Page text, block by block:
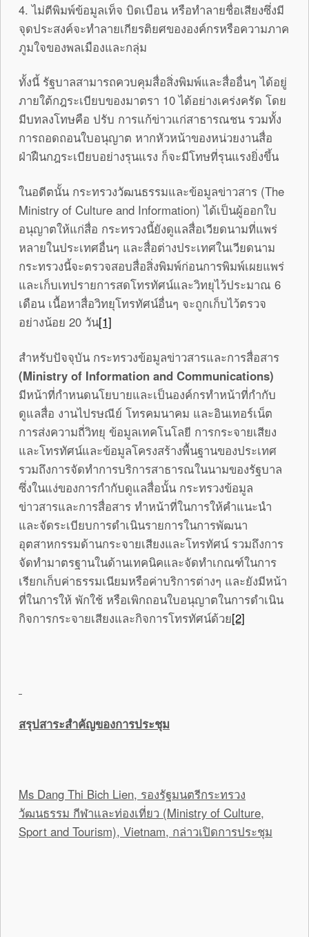
4. ไม่ตีพิมพ์ข้อมูลเท็จ บิดเบือน หรือทำลายชื่อเสียงซึ่งมี
จุดประสงค์จะทำลายเกียรติยศขององค์กรหรือความภาค
ภูมใจของพลเมืองและกลุ่ม
ทั้งนี้ รัฐบาลสามารถควบคุมสื่อสิ่งพิมพ์และสื่ออื่นๆ ได้อยู่
ภายใต้กฎระเบียบของมาตรา 10 ได้อย่างเคร่งครัด โดย
มีบทลงโทษคือ ปรับ การแก้ข่าวแก่สาธารณชน รวมทั้ง
การถอดถอนใบอนุญาต หากหัวหน้าของหน่วยงานสื่อ
ฝ่าฝืนกฎระเบียบอย่างรุนแรง ก็จะมีโทษที่รุนแรงยิ่งขึ้น
ในอดีตนั้น กระทรวงวัฒนธรรมและข้อมูลข่าวสาร (The
Ministry of Culture and Information) ได้เป็นผู้ออกใบ
อนุญาตให้แก่สื่อ กระทรวงนี้ยังดูแลสื่อเวียดนามที่แพร่
หลายในประเทศอื่นๆ และสื่อต่างประเทศในเวียดนาม
กระทรวงนี้จะตรวจสอบสื่อสิ่งพิมพ์ก่อนการพิมพ์เผยแพร่
และเก็บเทปรายการสดโทรทัศน์และวิทยุไว้ประมาณ 6
เดือน เนื้อหาสื่อวิทยุโทรทัศน์อื่นๆ จะถูกเก็บไว้ตรวจ
อย่างน้อย 20 วัน[1]
สำหรับปัจจุบัน กระทรวงข้อมูลข่าวสารและการสื่อสาร
(Ministry of Information and Communications)
มีหน้าที่กำหนดนโยบายและเป็นองค์กรทำหน้าที่กำกับ
ดูแลสื่อ งานไปรษณีย์ โทรคมนาคม และอินเทอร์เน็ต
การส่งความถี่วิทยุ ข้อมูลเทคโนโลยี การกระจายเสียง
และโทรทัศน์และข้อมูลโครงสร้างพื้นฐานของประเทศ
รวมถึงการจัดทำการบริการสาธารณในนามของรัฐบาล
ซึ่งในแง่ของการกำกับดูแลสื่อนั้น กระทรวงข้อมูล
ข่าวสารและการสื่อสาร ทำหน้าที่ในการให้คำแนะนำ
และจัดระเบียบการดำเนินรายการในการพัฒนา
อุตสาหกรรมด้านกระจายเสียงและโทรทัศน์ รวมถึงการ
จัดทำมาตรฐานในด้านเทคนิคและจัดทำเกณฑ์ในการ
เรียกเก็บค่าธรรมเนียมหรือค่าบริการต่างๆ และยังมีหน้า
ที่ในการให้ พักใช้ หรือเพิกถอนใบอนุญาตในการดำเนิน
กิจการกระจายเสียงและกิจการโทรทัศน์ด้วย[2]
สรุปสาระสำคัญของการประชุม
Ms Dang Thi Bich Lien, รองรัฐมนตรีกระทรวง
วัฒนธรรม กีฬาและท่องเที่ยว (Ministry of Culture,
Sport and Tourism), Vietnam, กล่าวเปิดการประชุม